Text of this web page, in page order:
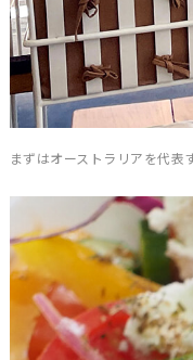
まずはオーストラリアを代表